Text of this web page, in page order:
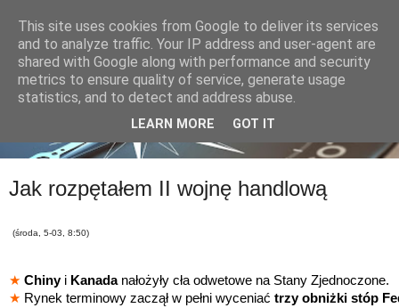
Jak rozpętałem II wojnę handlową
(środa, 5-03, 8:50)
★ Chinyi Kanadanałożyły cła odwetowe na Stany Zjednoczone.
★ Rynek terminowy zaczął w pełni wyceniać trzy obniżki stóp
This site uses cookies from Google to deliver its services
and to analyze traffic. Your IP address and user-agent are
shared with Google along with performance and security
metrics to ensure quality of service, generate usage
statistics, and to detect and address abuse.
LEARN MORE GOT IT